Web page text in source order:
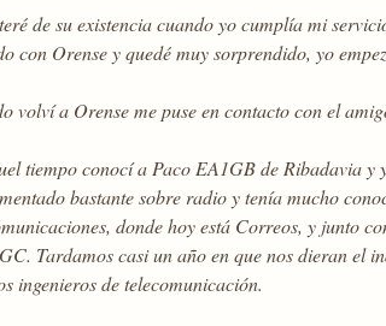
de su existencia cuando yo cumplía mi
con Orense y quedé muy sorprendido, yo
volví a Orense me puse en contacto con el
tiempo conocí a Paco EA1GB de Ribadavia
bastante sobre radio y tenía mucho
donde hoy está Correos, y junto
Tardamos casi un año en que nos dieran el
ingenieros de telecomunicación.